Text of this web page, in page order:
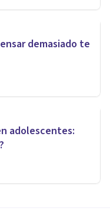
demasiado te
adolescentes: